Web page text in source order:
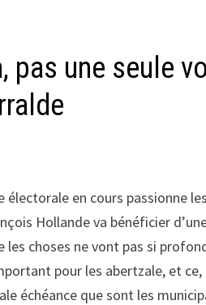
pas une seule
électorale en cours passionne
Hollande va bénéficier
choses ne vont pas si
pour les abertzale, et
échéance que sont les